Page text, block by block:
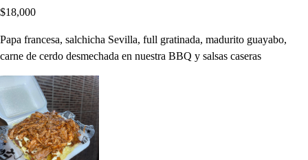
$18,000
Papa francesa, salchicha Sevilla, full gratinada, madurito guayabo,
carne de cerdo desmechada en nuestra BBQ y salsas caseras